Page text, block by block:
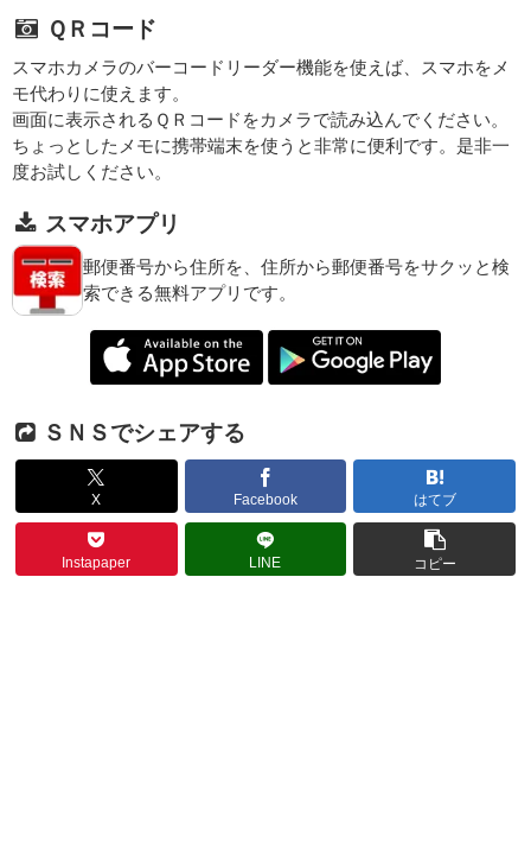
ＱＲコード
スマホカメラのバーコードリーダー機能を使えば、スマホをメ
モ代わりに使えます。
画面に表示されるＱＲコードをカメラで読み込んでください。
ちょっとしたメモに携帯端末を使うと非常に便利です。是非一
度お試しください。
スマホアプリ
郵便番号から住所を、住所から郵便番号をサクッと検
索できる無料アプリです。
ＳＮＳでシェアする
X Facebook はてブ
Instapaper LINE コピー